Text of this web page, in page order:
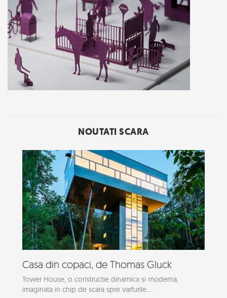
NOUTATI SCARA
Casa din copaci, de Thomas Gluck
Tower House, o constructie dinamica si moderna,
imaginata in chip de scara spre varfurile...